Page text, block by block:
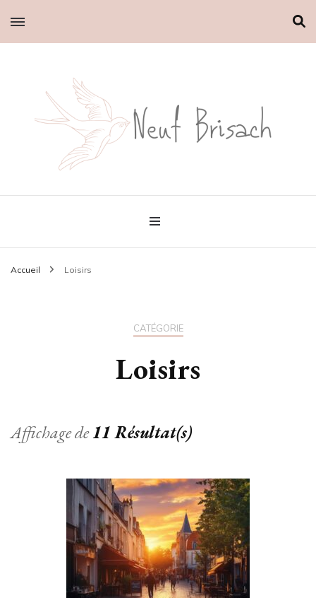
Neuf brisach
Le petit blog d'Emilie
Accueil Loisirs
CATÉGORIE
Loisirs
Affichage de11 Résultat(s)